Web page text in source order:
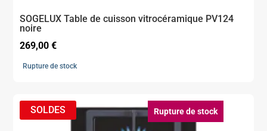
SOGELUX Table de cuisson vitrocéramique PV124
noire
269,00€
Rupture de stock
Rupture de stock